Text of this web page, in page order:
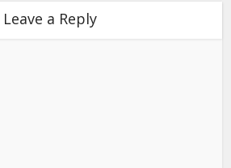
Leave a Reply